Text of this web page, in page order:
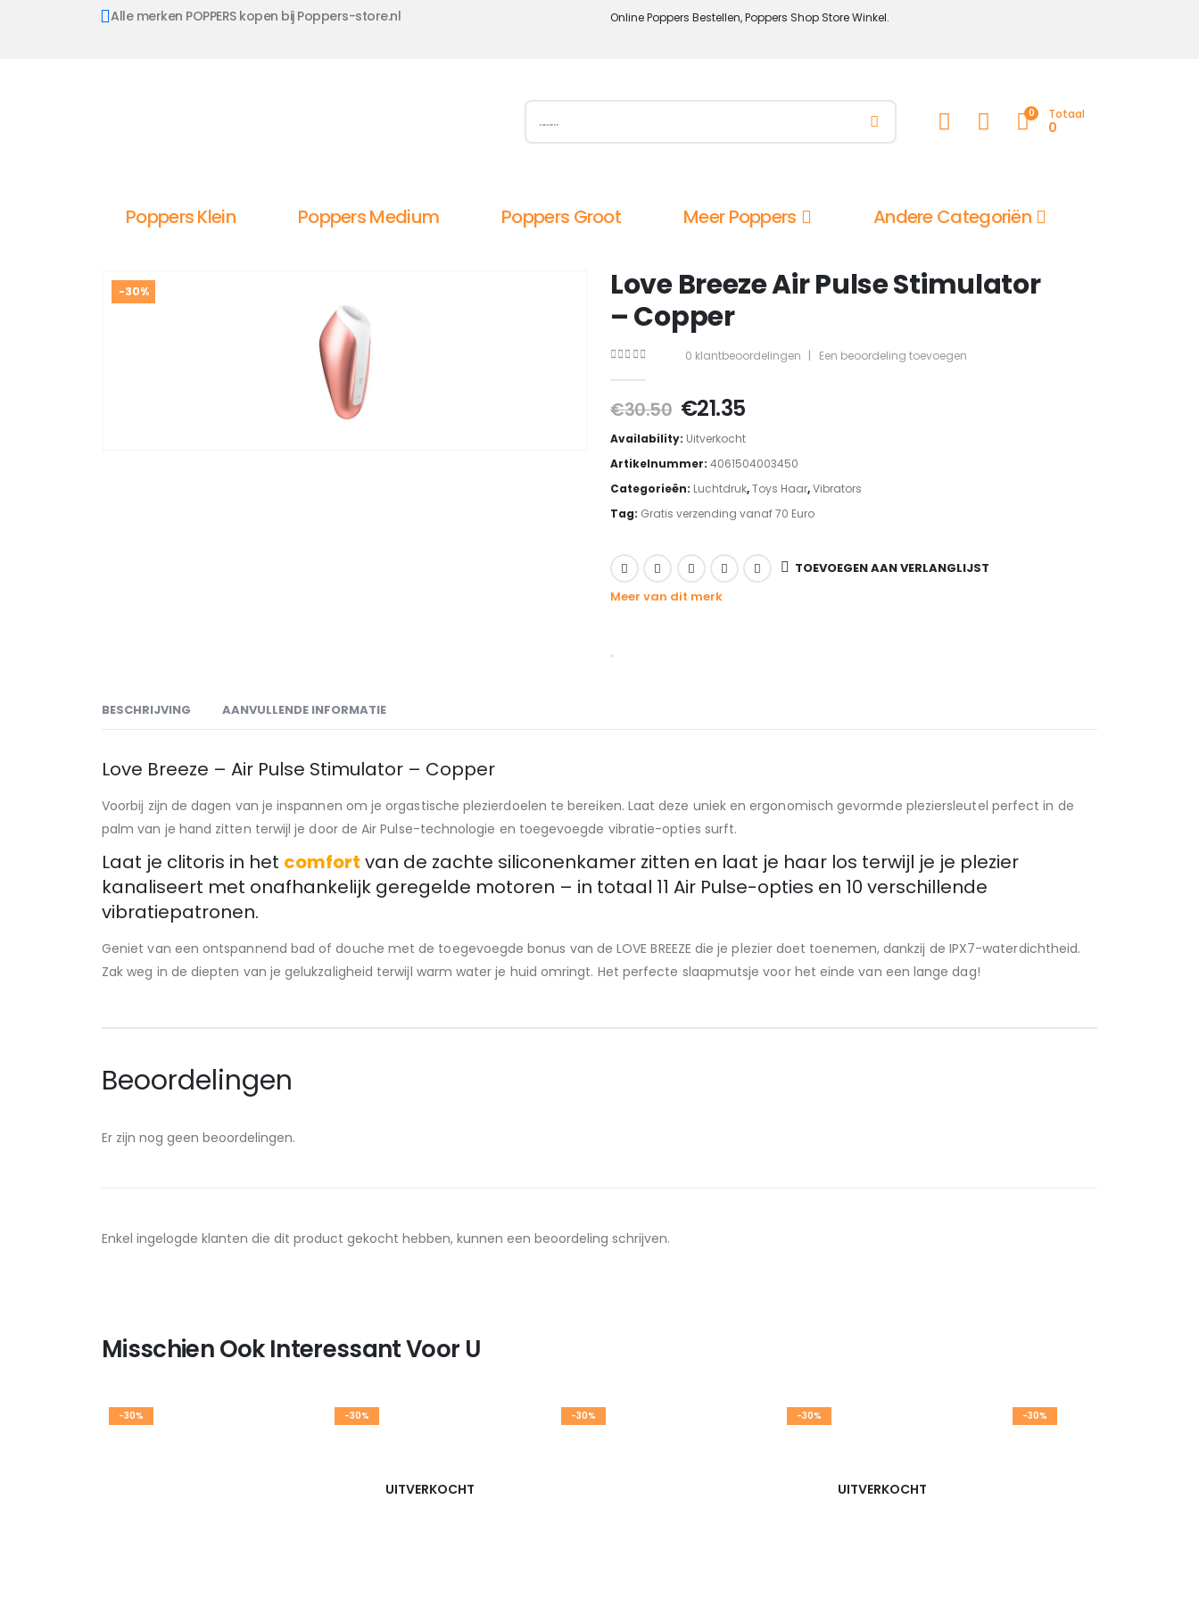
Alle merken POPPERS kopen bij Poppers-store.nl Online Poppers Bestellen, Poppers Shop Store Winkel.
0 Totaal
0
Poppers Klein Poppers Medium Poppers Groot Meer Poppers Andere Categoriën
-30%
Love Breeze Air Pulse Stimulator
– Copper
0 klantbeoordelingen | Een beoordeling toevoegen
€30.50 Oorspronkelijke
prijs
was:
€30.50.
€21.35Huidige
is:
€21.35.
Availability: Uitverkocht
Artikelnummer: 4061504003450
Categorieën: Luchtdruk,Toys Haar,Vibrators
Tag: Gratis verzending vanaf 70 Euro
TOEVOEGEN AAN VERLANGLIJST
Meer van dit merk
BESCHRIJVING AANVULLENDE INFORMATIE
Love Breeze – Air Pulse Stimulator – Copper
Voorbij zijn de dagen van je inspannen om je orgastische plezierdoelen te bereiken. Laat deze uniek en ergonomisch gevormde pleziersleutel perfect in de
palm van je hand zitten terwijl je door de Air Pulse-technologie en toegevoegde vibratie-opties surft.
Laat je clitoris in het comfort van de zachte siliconenkamer zitten en laat je haar los terwijl je je plezier
kanaliseert met onafhankelijk geregelde motoren – in totaal 11 Air Pulse-opties en 10 verschillende
vibratiepatronen.
Geniet van een ontspannend bad of douche met de toegevoegde bonus van de LOVE BREEZE die je plezier doet toenemen, dankzij de IPX7-waterdichtheid.
Zak weg in de diepten van je gelukzaligheid terwijl warm water je huid omringt. Het perfecte slaapmutsje voor het einde van een lange dag!
Beoordelingen
Er zijn nog geen beoordelingen.
Enkel ingelogde klanten die dit product gekocht hebben, kunnen een beoordeling schrijven.
Misschien Ook Interessant Voor U
-30% -30%
UITVERKOCHT
-30% -30%
UITVERKOCHT
-30%